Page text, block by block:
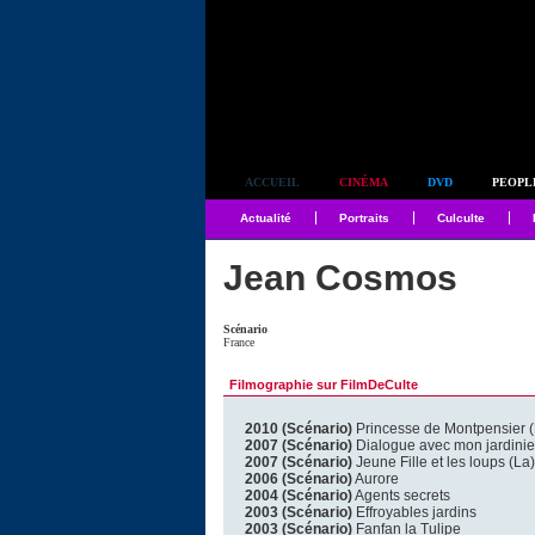
ACCUEIL CINÉMA DVD
Actualité Portraits Culculte
Jean Cosmos
Scénario
France
Filmographie sur FilmDeCulte
2010 (Scénario) Princesse de Montpensier
2007 (Scénario) Dialogue avec mon
2007 (Scénario) Jeune Fille et les loups (La)
2006 (Scénario)Aurore
2004 (Scénario)Agents secrets
2003 (Scénario) Effroyables jardins
2003 (Scénario) Fanfan la Tulipe